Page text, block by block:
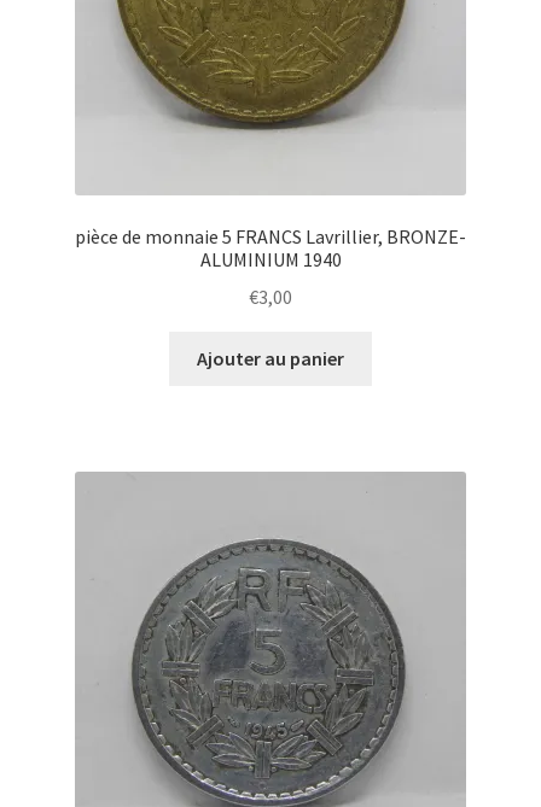
pièce de monnaie 5 FRANCS Lavrillier, BRONZE-
ALUMINIUM 1940
€3,00
Ajouter au panier